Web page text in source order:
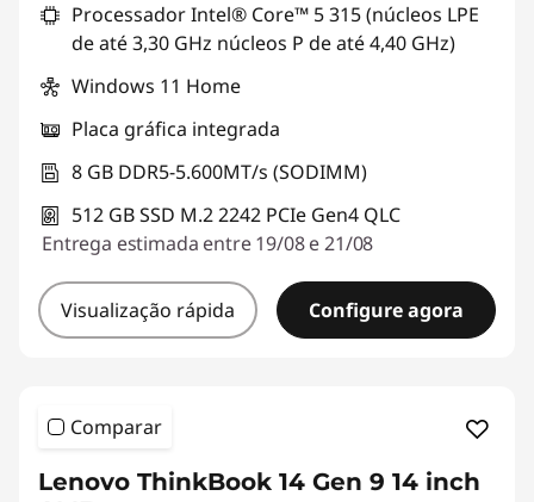
Processador Intel® Core™ 5 315 (núcleos LPE
de até 3,30 GHz núcleos P de até 4,40 GHz)
Windows 11 Home
Placa gráfica integrada
8 GB DDR5-5.600MT/s (SODIMM)
512 GB SSD M.2 2242 PCIe Gen4 QLC
Entrega estimada entre 19/08 e 21/08
Visualização rápida Configure agora
Comparar
Lenovo ThinkBook 14 Gen 9 14 inch